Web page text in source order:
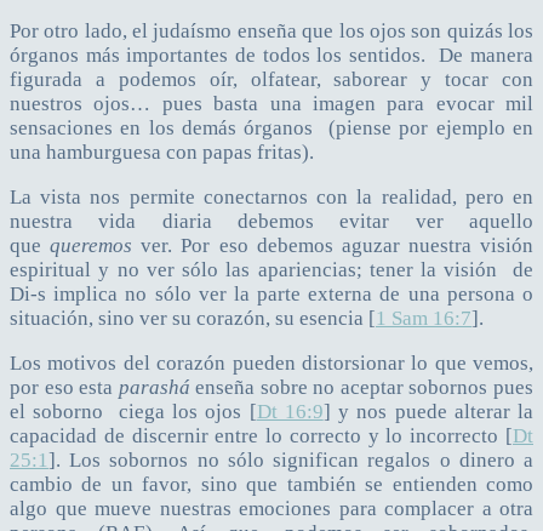
Por otro lado, el judaísmo enseña que los ojos son quizás los
órganos más importantes de todos los sentidos. De manera
figurada a podemos oír, olfatear, saborear y tocar con
nuestros ojos… pues basta una imagen para evocar mil
sensaciones en los demás órganos (piense por ejemplo en
una hamburguesa con papas fritas).
La vista nos permite conectarnos con la realidad, pero en
nuestra vida diaria debemos evitar ver aquello
quequeremosver. Por eso debemos aguzar nuestra visión
espiritual y no ver sólo las apariencias; tener la visión de
Di-s implica no sólo ver la parte externa de una persona o
situación, sino ver su corazón, su esencia [1 Sam 16:7].
Los motivos del corazón pueden distorsionar lo que vemos,
por eso esta parashá enseña sobre no aceptar sobornos pues
el soborno ciega los ojos [Dt 16:9] y nos puede alterar la
capacidad de discernir entre lo correcto y lo incorrecto [Dt
25:1]. Los sobornos no sólo significan regalos o dinero a
cambio de un favor, sino que también se entienden como
algo que mueve nuestras emociones para complacer a otra